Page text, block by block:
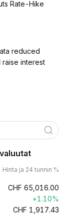
Rate-Hike
reduced
raise interest
Hinta ja 24 tunnin %
CHF 65,016.00
+1.10%
CHF 1,917.43